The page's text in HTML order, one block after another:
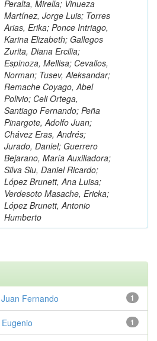
Peralta, Mirella; Vinueza
Martínez, Jorge Luis; Torres
Arias, Erika; Ponce Intriago,
Karina Elizabeth; Gallegos
Zurita, Diana Ercilia;
Espinoza, Mellisa; Cevallos,
Norman; Tusev, Aleksandar;
Remache Coyago, Abel
Polivio; Celi Ortega,
Santiago Fernando; Peña
Pinargote, Adolfo Juan;
Chávez Eras, Andrés;
Jurado, Daniel; Guerrero
Bejarano, María Auxiliadora;
Silva Siu, Daniel Ricardo;
López Brunett, Ana Luisa;
Verdesoto Masache, Ericka;
López Brunett, Antonio
Humberto
1
Fernando
1